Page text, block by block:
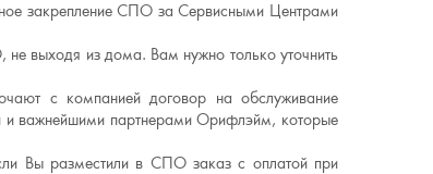
закрепление СПО за Сервисными Центрами
выходя из дома. Вам нужно только уточнить
с компанией договор на обслуживание
и важнейшими партнерами Орифлэйм, которые
Вы разместили в СПО заказ с оплатой при